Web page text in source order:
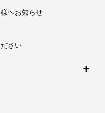
へお知らせ
さい